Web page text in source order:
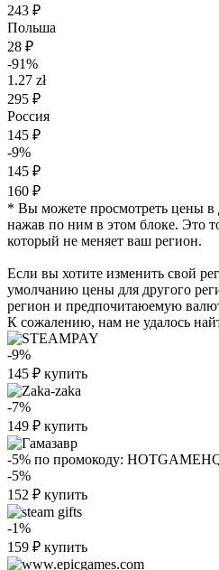
243 ₽
Польша
28 ₽
-91%
1.27 zł
295 ₽
Россия
145 ₽
-9%
145 ₽
160 ₽
* Вы можете просмотреть цены в
нажав по ним в этом блоке. Это
который не меняет ваш регион.
Если вы хотите изменить свой
умолчанию цены для другого
регион и предпочитаюемую
К сожалению, нам не удалось
-9%
145 ₽ купить
-7%
149 ₽ купить
-5% по промокоду:
-5%
152 ₽ купить
-1%
159 ₽ купить